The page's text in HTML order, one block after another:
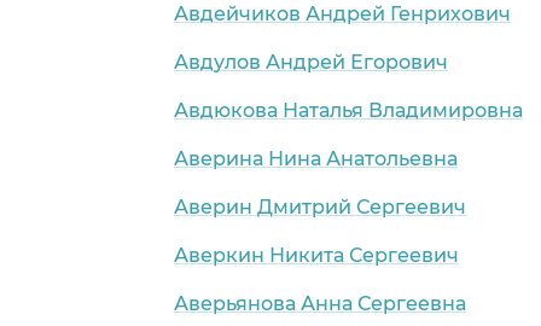
Авдейчиков Андрей Генрихович
Авдулов Андрей Егорович
Авдюкова Наталья Владимировна
Аверина Нина Анатольевна
Аверин Дмитрий Сергеевич
Аверкин Никита Сергеевич
Аверьянова Анна Сергеевна